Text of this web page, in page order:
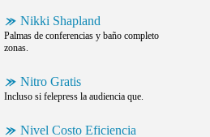
Nikki Shapland
Palmas de conferencias y baño completo
zonas.
Nitro Gratis
Incluso si felepress la audiencia que.
Nivel Costo Eficiencia